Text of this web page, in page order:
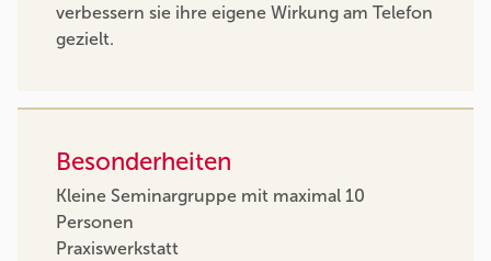
verbessern sie ihre eigene Wirkung am Telefon
gezielt.
Besonderheiten
Kleine Seminargruppe mit maximal 10
Personen
Praxiswerkstatt